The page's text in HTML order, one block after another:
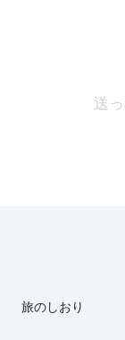
送
旅のしおり